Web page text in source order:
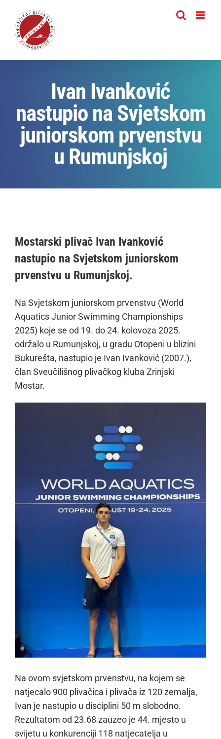
content
Ivan Ivanković
nastupio na Svjetskom
juniorskom prvenstvu
u Rumunjskoj
Mostarski plivač Ivan Ivanković
nastupio na Svjetskom juniorskom
prvenstvu u Rumunjskoj.
Na Svjetskom juniorskom prvenstvu (World
Aquatics Junior Swimming Championships
2025) koje se od 19. do 24. kolovoza 2025.
održalo u Rumunjskoj, u gradu Otopeni u blizini
Bukurešta, nastupio je Ivan Ivanković (2007.),
član Sveučilišnog plivačkog kluba Zrinjski
Mostar.
Na ovom svjetskom prvenstvu, na kojem se
natjecalo 900 plivačica i plivača iz 120 zemalja,
Ivan je nastupio u disciplini 50 m slobodno.
Rezultatom od 23.68 zauzeo je 44. mjesto u
svijetu u konkurenciji 118 natjecatelja u